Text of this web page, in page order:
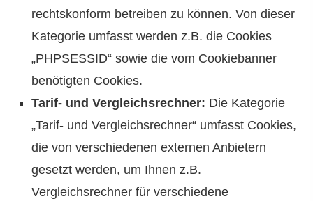
rechtskonform betreiben zu können. Von dieser
Kategorie umfasst werden z.B. die Cookies
„PHPSESSID“ sowie die vom Cookiebanner
benötigten Cookies.
Tarif- und Vergleichsrechner: Die Kategorie
„Tarif- und Vergleichsrechner“ umfasst Cookies,
die von verschiedenen externen Anbietern
gesetzt werden, um Ihnen z.B.
Vergleichsrechner für verschiedene